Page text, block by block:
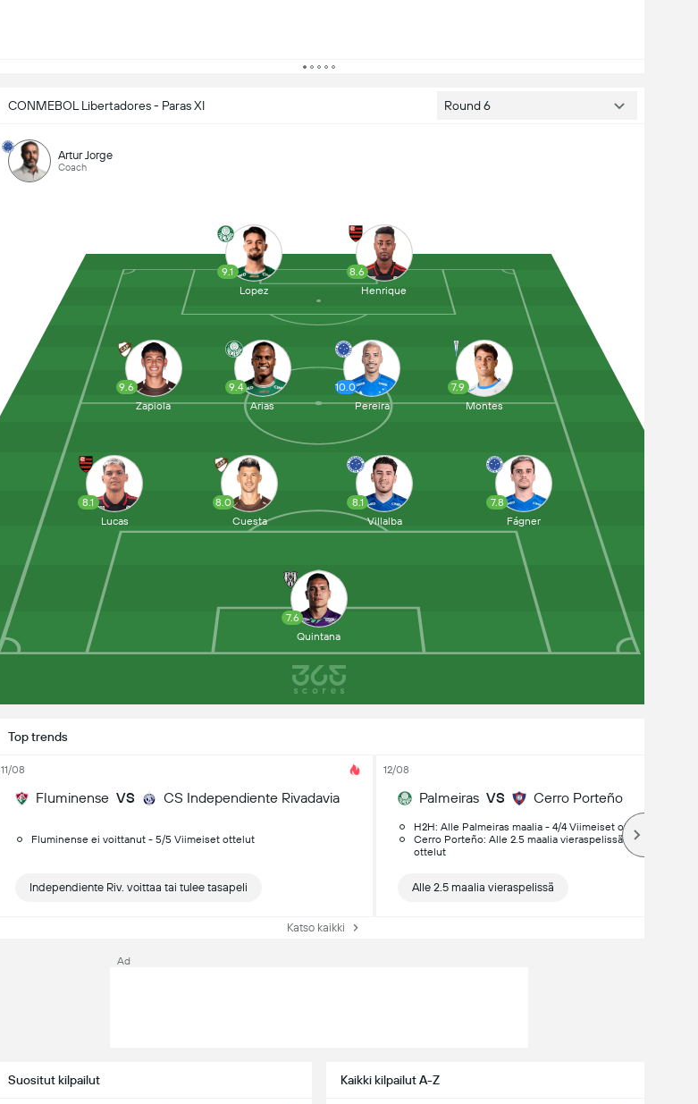
Top trends
11/08
Fluminense VS CS Independiente Rivadavia
Fluminense ei voittanut - 5/5 Viimeiset ottelut
Independiente Riv. voittaa tai tulee tasapeli
12/08
Palmeiras VS Cerro Porteño
H2H: Alle Palmeiras maalia - 4/4 Viimeiset ottelut
Cerro Porteño: Alle 2.5 maalia vieraspelissä - 4/5 Viimeiset
ottelut
Alle 2.5 maalia vieraspelissä
Katso kaikki
Ad
CONMEBOL Libertadores - Paras XI Round 6
Artur Jorge
Coach
8.0
Cuesta
8.1
Villalba
8.6
Henrique
7.6
Quintana
10.0
Pereira
8.1
Lucas
9.4
Arias
7.9
Montes
9.1
Lopez
9.6
Zapiola
7.8
Fágner
Suositut kilpailut Kaikki kilpailut A-Z